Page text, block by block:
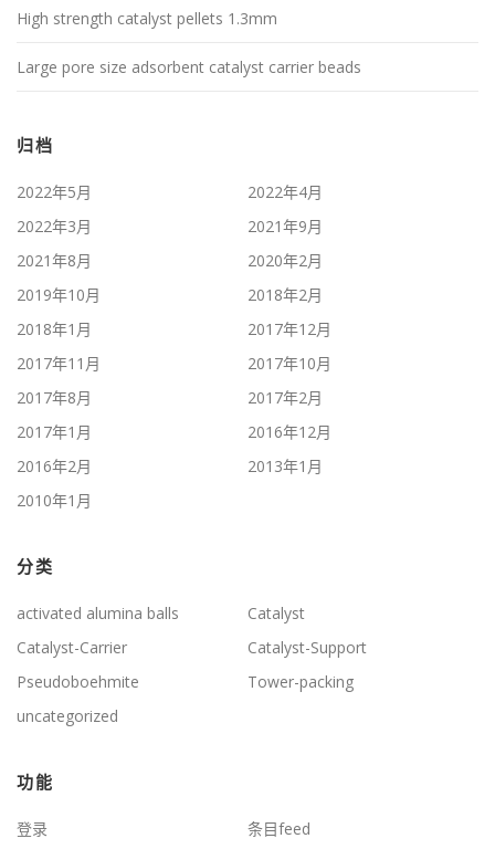
High strength catalyst pellets 1.3mm
Large pore size adsorbent catalyst carrier beads
归档
2022年5月
2022年4月
2022年3月
2021年9月
2021年8月
2020年2月
2019年10月
2018年2月
2018年1月
2017年12月
2017年11月
2017年10月
2017年8月
2017年2月
2017年1月
2016年12月
2016年2月
2013年1月
2010年1月
分类
activated alumina balls
Catalyst
Catalyst-Carrier
Catalyst-Support
Pseudoboehmite
Tower-packing
uncategorized
功能
登录 条目feed